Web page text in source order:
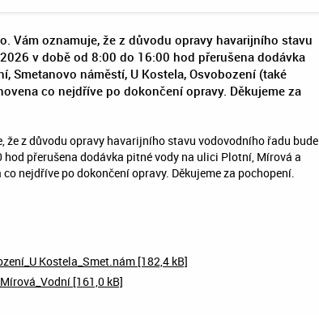
Vám oznamuje, že z důvodu opravy havarijního stavu
v době od 8:00 do 16:00 hod přerušena dodávka
Smetanovo náměstí, U Kostela, Osvobození (také
co nejdříve po dokončení opravy. Děkujeme za
že z důvodu opravy havarijního stavu vodovodního řadu bude
hod přerušena dodávka pitné vody na ulici Plotní, Mírová a
nejdříve po dokončení opravy. Děkujeme za pochopení.
Kostela_Smet.nám [182,4 kB]
[161,0 kB]